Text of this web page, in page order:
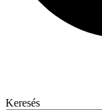
Keresés